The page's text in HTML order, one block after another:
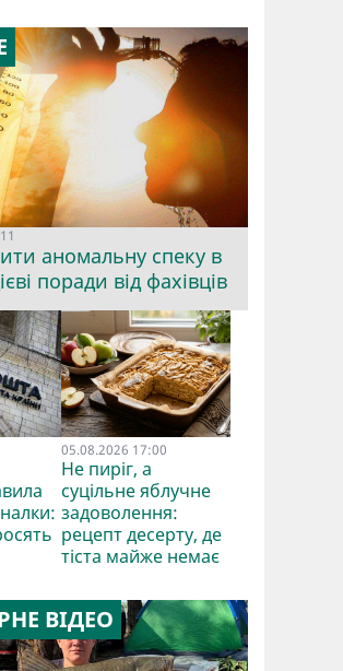
аномальну спеку в
поради від фахівців
05.08.2026 17:00
Не пиріг, а
суцільне яблучне
задоволення:
рецепт десерту, де
тіста майже немає
ВІДЕО